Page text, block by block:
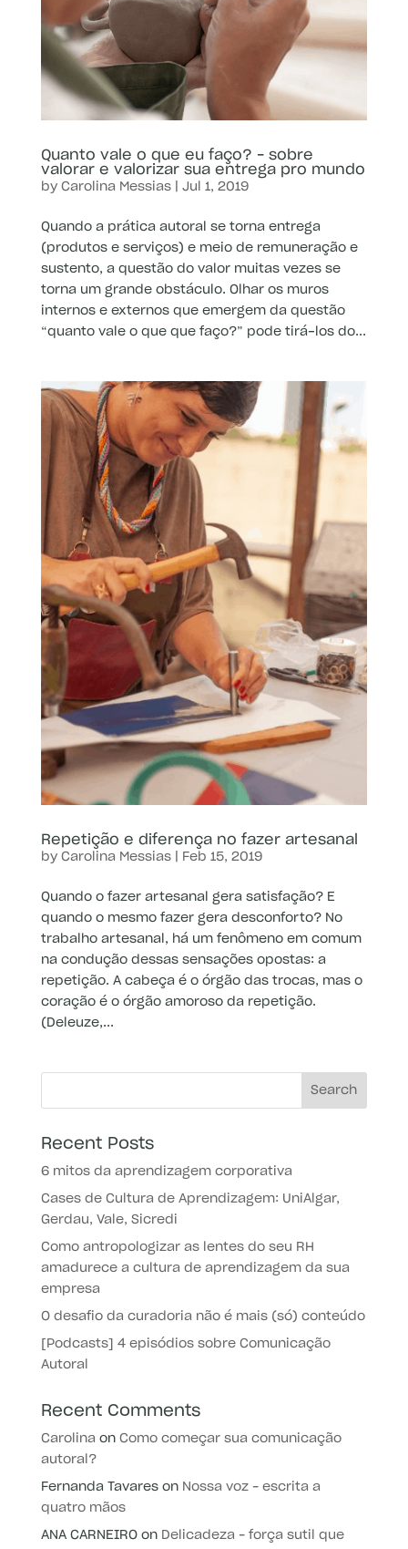
Quanto vale o que eu faço? – sobre
valorar e valorizar sua entrega pro mundo
by Carolina Messias| Jul 1, 2019
Quando a prática autoral se torna entrega
(produtos e serviços) e meio de remuneração e
sustento, a questão do valor muitas vezes se
torna um grande obstáculo. Olhar os muros
internos e externos que emergem da questão
“quanto vale o que que faço?” pode tirá-los do...
Repetição e diferença no fazer artesanal
by Carolina Messias| Feb 15, 2019
Quando o fazer artesanal gera satisfação? E
quando o mesmo fazer gera desconforto? No
trabalho artesanal, há um fenômeno em comum
na condução dessas sensações opostas: a
repetição. A cabeça é o órgão das trocas, mas o
coração é o órgão amoroso da repetição.
(Deleuze,...
Recent Posts
6 mitos da aprendizagem corporativa
Cases de Cultura de Aprendizagem: UniAlgar,
Gerdau, Vale, Sicredi
Como antropologizar as lentes do seu RH
amadurece a cultura de aprendizagem da sua
empresa
O desafio da curadoria não é mais (só) conteúdo
[Podcasts] 4 episódios sobre Comunicação
Autoral
Recent Comments
Carolina on Como começar sua comunicação
autoral?
Fernanda Tavareson Nossa voz – escrita a
quatro mãos
ANA CARNEIROon Delicadeza – força sutil que